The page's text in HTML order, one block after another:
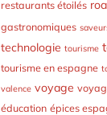
restaurants étoilés
gastronomiques
technologie tourisme
tourisme en espagne
valence voyage
éducation épices